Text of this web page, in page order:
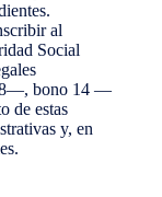
al
Social
bono 14 —
de estas
y, en